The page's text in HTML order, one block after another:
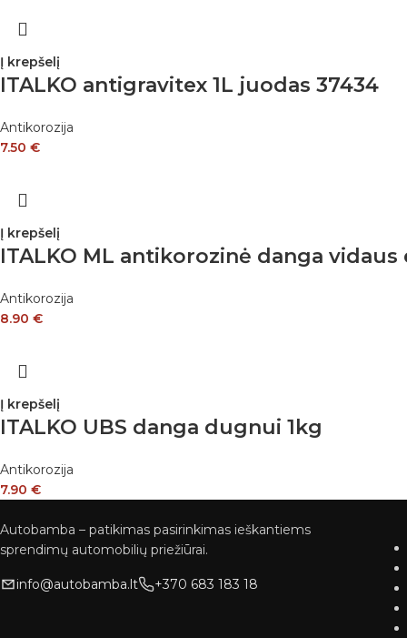
Į krepšelį
ITALKO antigravitex 1L juodas 37434
Antikorozija
7.50 €
Į krepšelį
ITALKO ML antikorozinė danga vidaus
Antikorozija
8.90 €
Į krepšelį
ITALKO UBS danga dugnui 1kg
Antikorozija
7.90 €
Autobamba – patikimas pasirinkimas ieškantiems
sprendimų automobilių priežiūrai.
info@autobamba.lt +370 683 183 18